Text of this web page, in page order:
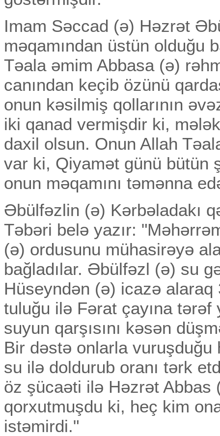
Imam Səccad (ə) Həzrət
məqamından üstün olduğu
Təala əmim Abbasa (ə)
canından keçib özünü
onun kəsilmiş qollarının
iki qanad vermişdir ki,
daxil olsun. Onun Allah
var ki, Qiyamət günü bütün
onun məqamını təmənna
Əbülfəzlin (ə) Kərbəladakı
Təbəri belə yazır:
(ə) ordusunu mühasirəyə
bağladılar. Əbülfəzl (ə) su
Hüseyndən (ə) icazə
tuluğu ilə Fərat çayına
suyun qarşısını kəsən
Bir dəstə onlarla vuruşduğu
su ilə doldurub oranı tərk
öz şücaəti ilə Həzrət Abbas
qorxutmuşdu ki, heç kim
istəmirdi."